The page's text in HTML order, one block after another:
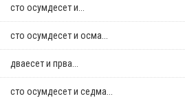
сто осумдесет и...
сто осумдесет и осма...
дваесет и прва...
сто осумдесет и седма...